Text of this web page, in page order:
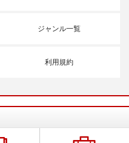
ジャンル一覧
利用規約